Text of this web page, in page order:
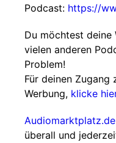
Podcast: https://
Du möchtest deine
vielen anderen
Problem!
Für deinen
Werbung, klicke
Audiomarktplatz.de
überall und